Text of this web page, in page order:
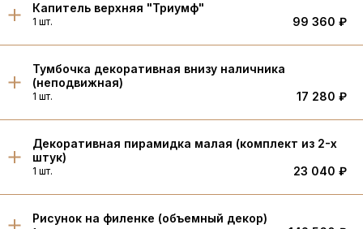
Капитель верхняя "Триумф"
1 шт. 99 360 ₽
Тумбочка декоративная внизу наличника
(неподвижная)
1 шт. 17 280 ₽
Декоративная пирамидка малая (комплект из 2-х
штук)
1 шт. 23 040 ₽
Рисунок на филенке (объемный декор)